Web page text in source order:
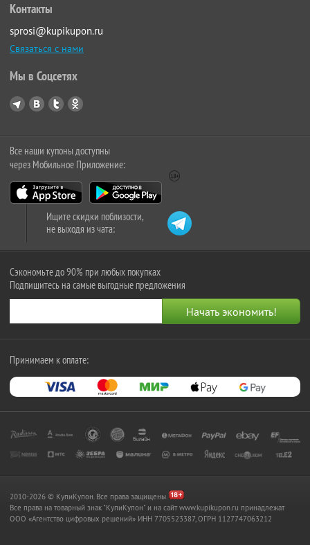
Контакты
sprosi@kupikupon.ru
Связаться с нами
Мы в Соцсетях
Все наши купоны доступны
через Мобильное Приложение:
Ищите скидки поблизости,
не выходя из чата:
Сэкономьте до 90% при любых покупках
Подпишитесь на самые выгодные предложения
Принимаем к оплате:
2010-2026 © КупиКупон. Все права защищены.
Все права на товарный знак "КупиКупон" и на сайт www.kupikupon.ru принадлежат
OOO «Агентство цифровых решений» ИНН 7705523387, ОГРН 1127747063212